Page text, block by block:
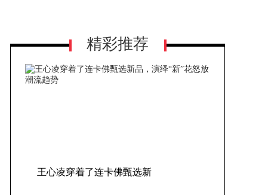
精彩推荐
王心凌穿着了连卡佛甄选新